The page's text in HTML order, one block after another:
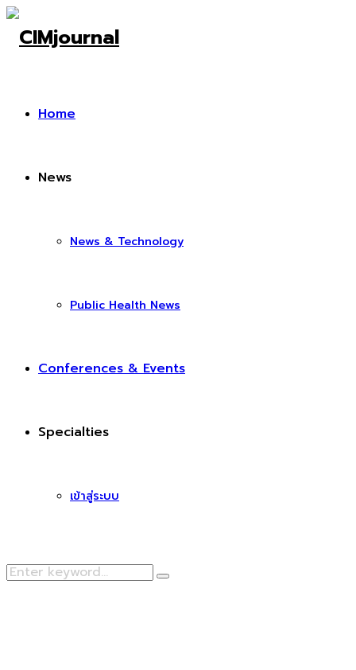
Home
News
News & Technology
Public Health News
Conferences & Events
Specialties
เข้าสู่ระบบ
Search
Search